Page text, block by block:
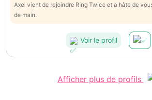
Axel vient de rejoindre Ring Twice et a hâte de
de main.
Voir le profil
Afficher plus de profils